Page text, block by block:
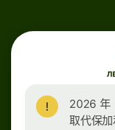
2026 年
取代保加